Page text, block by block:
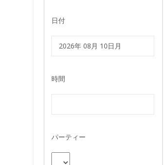
日付
時間
パーティー